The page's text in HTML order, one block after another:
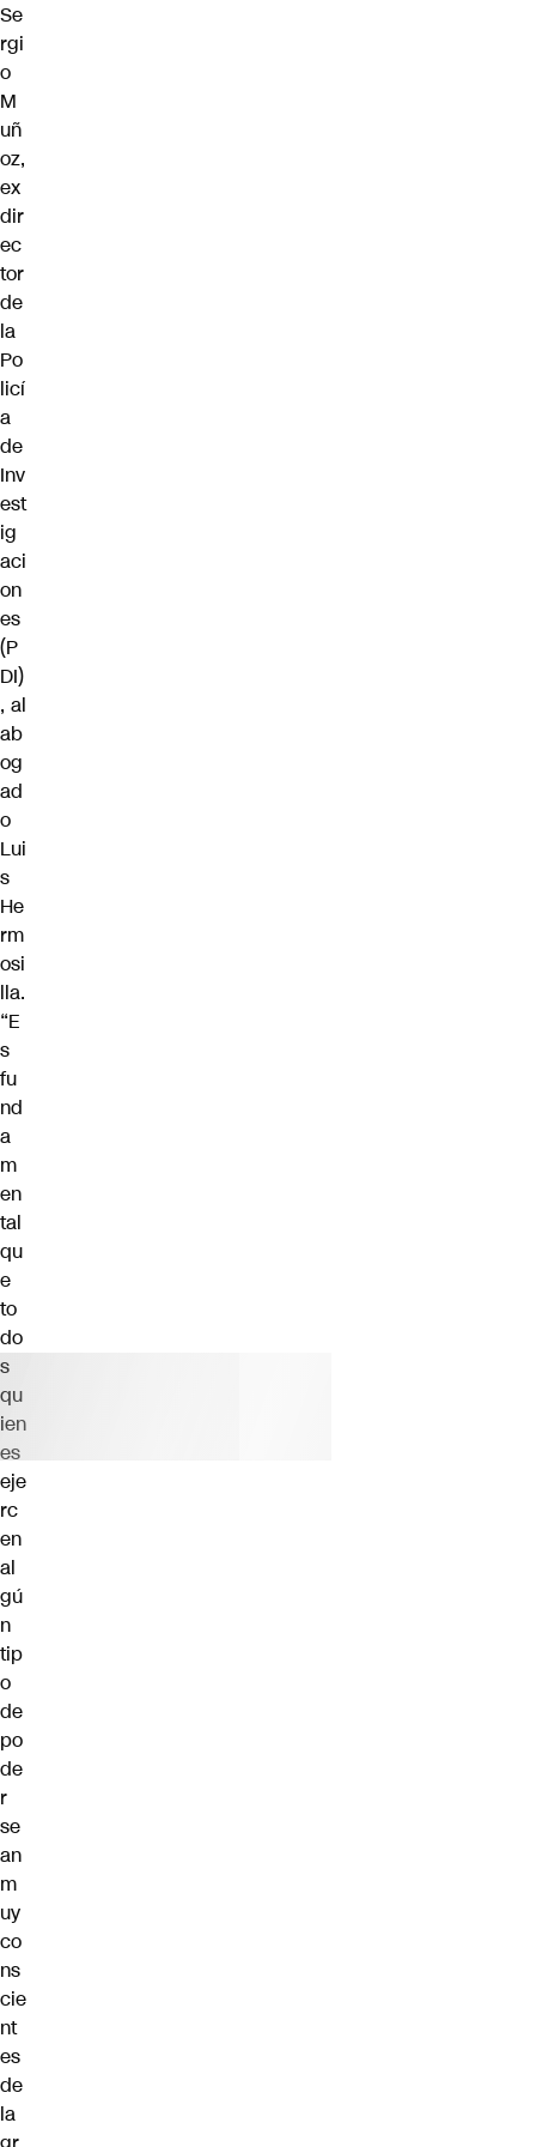
Se
rgi
o
M
uñ
oz,
ex
dir
ec
tor
de
la
Po
licí
a
de
Inv
est
ig
aci
on
es
(P
DI)
, al
ab
og
ad
o
Lui
s
He
rm
osi
lla.
“E
s
fu
nd
a
m
en
tal
qu
e
to
do
s
qu
ien
es
eje
rc
en
al
gú
n
tip
o
de
po
de
r
se
an
m
uy
co
ns
cie
nt
es
de
la